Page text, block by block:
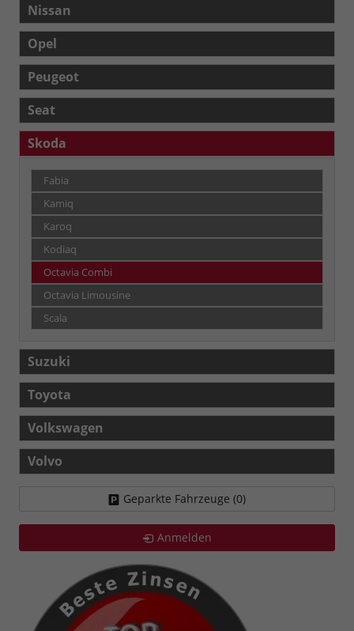
Nissan
Opel
Peugeot
Seat
Skoda
Fabia
Kamiq
Karoq
Kodiaq
Octavia Combi
Octavia Limousine
Scala
Suzuki
Toyota
Volkswagen
Volvo
Geparkte Fahrzeuge (0)
Anmelden